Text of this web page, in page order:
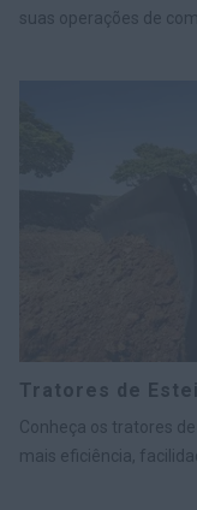
suas operações de
Tratores de
Conheça os tratores
mais eficiência,